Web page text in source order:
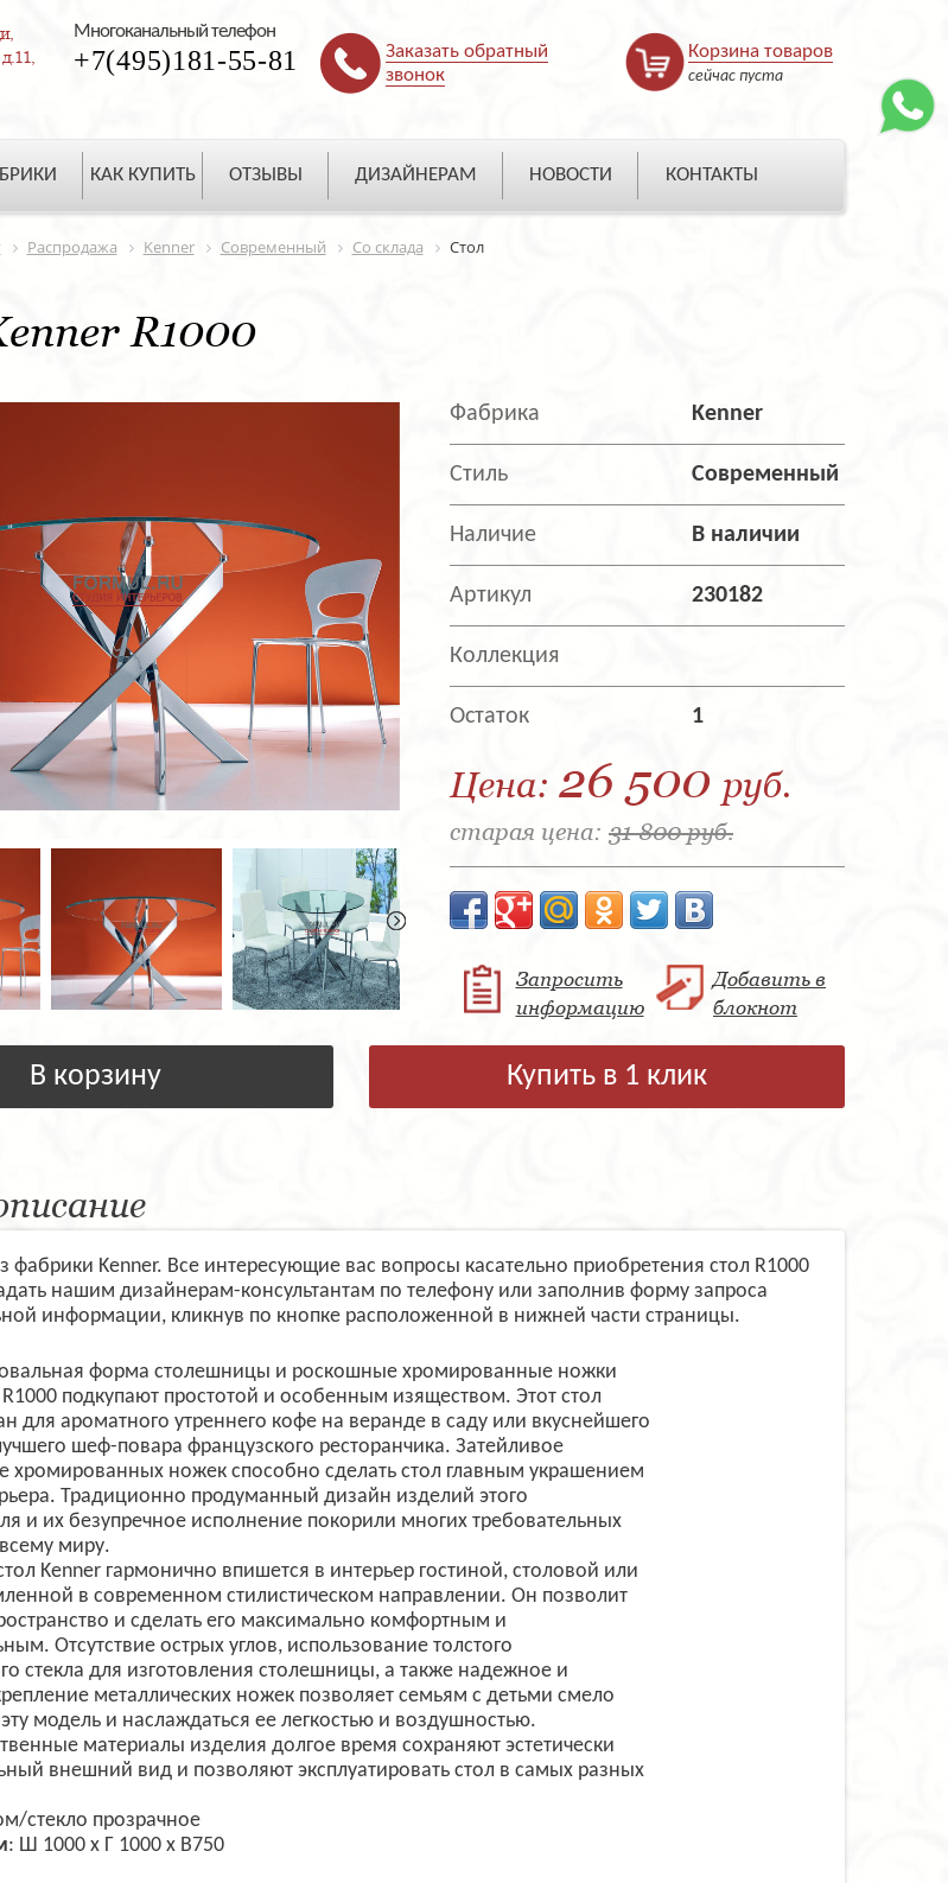
Многоканальный телефон
+7(495)181-55-81
Заказать обратный
звонок
Корзина товаров
сейчас пуста
КАК КУПИТЬ ОТЗЫВЫ ДИЗАЙНЕРАМ НОВОСТИ КОНТАКТЫ
Распродажа Kenner Современный Со склада Стол
R1000
Фабрика Kenner
Стиль Современный
Наличие В наличии
Артикул 230182
Коллекция
Остаток 1
Цена: 26 500 руб.
старая цена: 31 800 руб.
Запросить
информацию
Добавить в
блокнот
В корзину Купить в 1 клик
фабрики Kenner. Все интересующие вас вопросы касательно приобретения стол R1000
нашим дизайнерам-консультантам по телефону или заполнив форму запроса
информации, кликнув по кнопке расположенной в нижней части страницы.
форма столешницы и роскошные хромированные ножки
R1000 подкупают простотой и особенным изяществом. Этот стол
для ароматного утреннего кофе на веранде в саду или вкуснейшего
шеф-повара французского ресторанчика. Затейливое
хромированных ножек способно сделать стол главным украшением
Традиционно продуманный дизайн изделий этого
и их безупречное исполнение покорили многих требовательных
миру.
Kenner гармонично впишется в интерьер гостиной, столовой или
в современном стилистическом направлении. Он позволит
и сделать его максимально комфортным и
Отсутствие острых углов, использование толстого
стекла для изготовления столешницы, а также надежное и
металлических ножек позволяет семьям с детьми смело
модель и наслаждаться ее легкостью и воздушностью.
материалы изделия долгое время сохраняют эстетически
внешний вид и позволяют эксплуатировать стол в самых разных
стекло прозрачное
: Ш 1000 х Г 1000 х В750